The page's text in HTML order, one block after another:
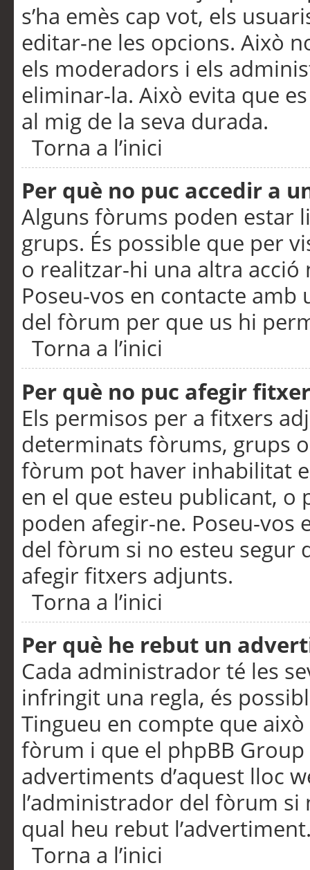
s’ha emès cap vot, els
editar-ne les opcions. Això
els moderadors i els
eliminar-la. Això evita que
al mig de la seva durada.
Torna a l’inici
Per què no puc accedir a
Alguns fòrums poden estar
grups. És possible que per
o realitzar-hi una altra acció
Poseu-vos en contacte
del fòrum per que us hi
Torna a l’inici
Per què no puc afegir
Els permisos per a fitxers
determinats fòrums, grups
fòrum pot haver inhabilitat
en el que esteu publicant,
poden afegir-ne. Poseu-vos
del fòrum si no esteu segur
afegir fitxers adjunts.
Torna a l’inici
Per què he rebut un
Cada administrador té les
infringit una regla, és
Tingueu en compte que
fòrum i que el phpBB
advertiments d’aquest lloc
l’administrador del fòrum
qual heu rebut
Torna a l’inici